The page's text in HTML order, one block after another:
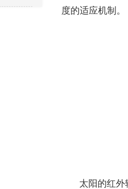
度的适应机制。
太阳的红